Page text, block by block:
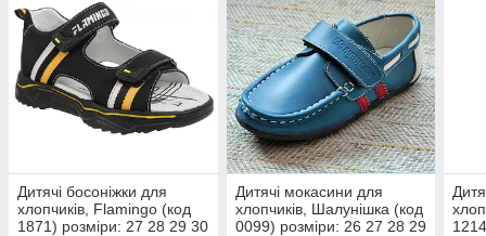
Дитячі босоніжки для
хлопчиків, Flamingo (код
1871) розміри: 27 28 29 30
Дитячі мокасини для
хлопчиків, Шалунішка (код
0099) розміри: 26 27 28 29